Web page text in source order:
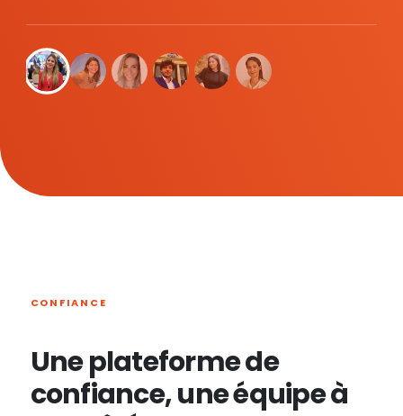
CONFIANCE
Une plateforme de
confiance, une équipe à